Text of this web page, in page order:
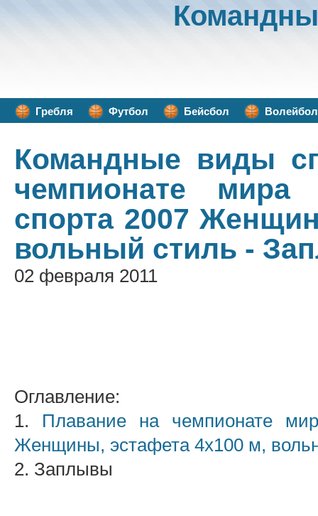
Гребля Футбол Бейсбол Волейбол
Командные виды
чемпионате
спорта 2007
вольный стиль -
02 февраля 2011
Оглавление:
1. Плавание на чемпионате
Женщины, эстафета 4x100 м,
2. Заплывы